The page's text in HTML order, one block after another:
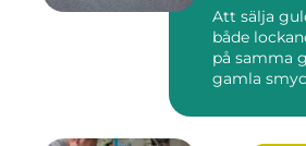
Att sälja
både
på samma
gamla